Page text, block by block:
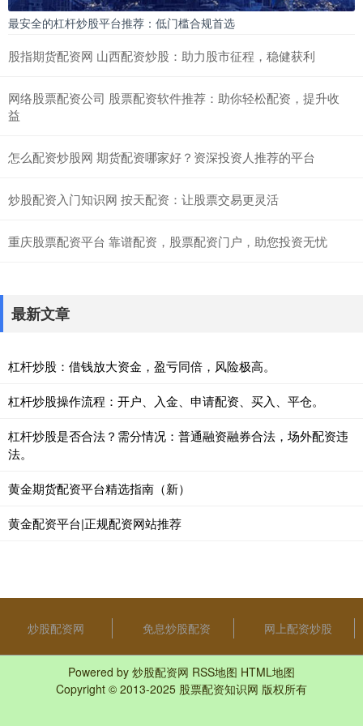
最安全的杠杆炒股平台推荐：低门槛合规首选
股指期货配资网 山西配资炒股：助力股市征程，稳健获利
网络股票配资公司 股票配资软件推荐：助你轻松配资，提升收
益
怎么配资炒股网 期货配资哪家好？资深投资人推荐的平台
炒股配资入门知识网 按天配资：让股票交易更灵活
重庆股票配资平台 靠谱配资，股票配资门户，助您投资无忧
最新文章
杠杆炒股：借钱放大资金，盈亏同倍，风险极高。
杠杆炒股操作流程：开户、入金、申请配资、买入、平仓。
杠杆炒股是否合法？需分情况：普通融资融券合法，场外配资违
法。
黄金期货配资平台精选指南（新）
黄金配资平台|正规配资网站推荐
炒股配资网 免息炒股配资 网上配资炒股
Powered by 炒股配资网 RSS地图 HTML地图
Copyright © 2013-2025 股票配资知识网 版权所有